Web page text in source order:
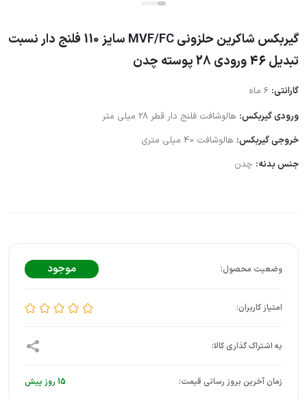
گیربکس شاکرین حلزونی MVF/FC سایز 110 فلنج دار نسبت
تبدیل 46 ورودی 28 پوسته چدن
گارانتی:
ورودی گیربکس: هالوشافت فلنج دار قطر 28 میلی متر
خروجی گیربکس: هالوشافت 40 میلی متری
جنس بدنه: چدن
موجود
زمان آخرین بروز رسانی قیمت: 15 روز پیش